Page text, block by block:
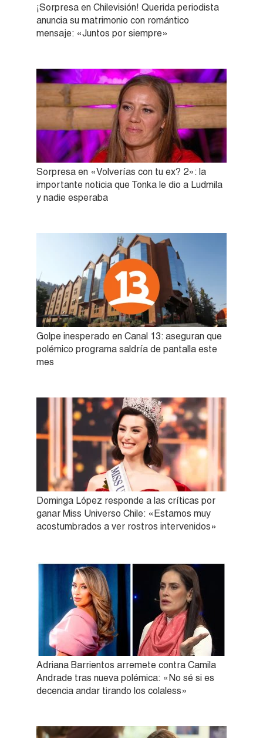
¡Sorpresa en Chilevisión! Querida periodista
anuncia su matrimonio con romántico
mensaje: «Juntos por siempre»
Sorpresa en «Volverías con tu ex? 2»: la
importante noticia que Tonka le dio a Ludmila
y nadie esperaba
Golpe inesperado en Canal 13: aseguran que
polémico programa saldría de pantalla este
mes
Dominga López responde a las críticas por
ganar Miss Universo Chile: «Estamos muy
acostumbrados a ver rostros intervenidos»
Adriana Barrientos arremete contra Camila
Andrade tras nueva polémica: «No sé si es
decencia andar tirando los colaless»